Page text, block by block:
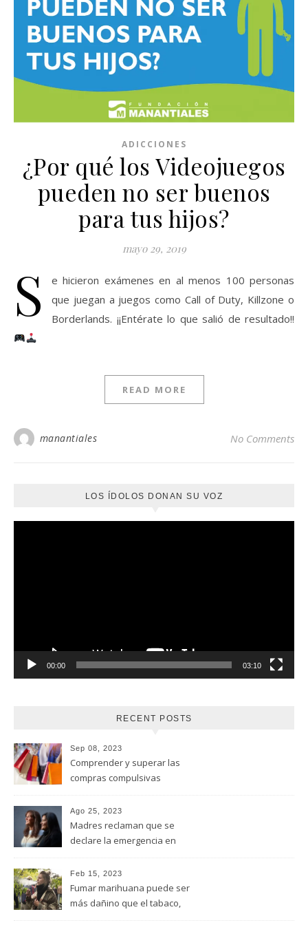
ADICCIONES
¿Por qué los Videojuegos
pueden no ser buenos
para tus hijos?
mayo 29, 2019
S
e hicieron exámenes en al menos 100 personas
que juegan a juegos como Call of Duty, Killzone o
Borderlands. ¡¡Entérate lo que salió de resultado!!
READ MORE
manantiales No Comments
LOS ÍDOLOS DONAN SU VOZ
00:00 03:10
RECENT POSTS
Sep 08, 2023
Comprender y superar las
compras compulsivas
Ago 25, 2023
Madres reclaman que se
declare la emergencia en
Feb 15, 2023
Fumar marihuana puede ser
más dañino que el tabaco,